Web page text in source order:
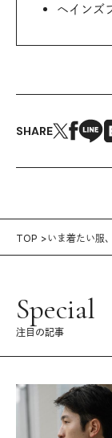
ヘインズ
SHARE
TOP
いま着たい服
Special
注目の記事